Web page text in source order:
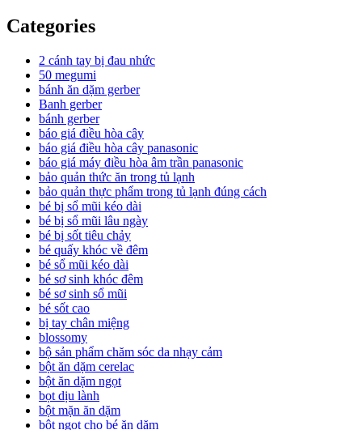
Categories
2 cánh tay bị đau nhức
50 megumi
bánh ăn dặm gerber
Banh gerber
bánh gerber
báo giá điều hòa cây
báo giá điều hòa cây panasonic
báo giá máy điều hòa âm trần panasonic
bảo quản thức ăn trong tủ lạnh
bảo quản thực phẩm trong tủ lạnh đúng cách
bé bị sổ mũi kéo dài
bé bị sổ mũi lâu ngày
bé bị sốt tiêu chảy
bé quấy khóc về đêm
bé sổ mũi kéo dài
bé sơ sinh khóc đêm
bé sơ sinh sổ mũi
bé sốt cao
bị tay chân miệng
blossomy
bộ sản phẩm chăm sóc da nhạy cảm
bột ăn dặm cerelac
bột ăn dặm ngọt
bọt dịu lành
bột mặn ăn dặm
bột ngọt cho bé ăn dặm